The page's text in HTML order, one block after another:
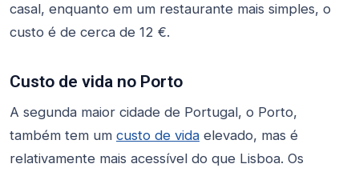
casal, enquanto em um restaurante mais simples, o
custo é de cerca de 12 €.
Custo de vida no Porto
A segunda maior cidade de Portugal, o Porto,
também tem um custo de vida elevado, mas é
relativamente mais acessível do que Lisboa. Os